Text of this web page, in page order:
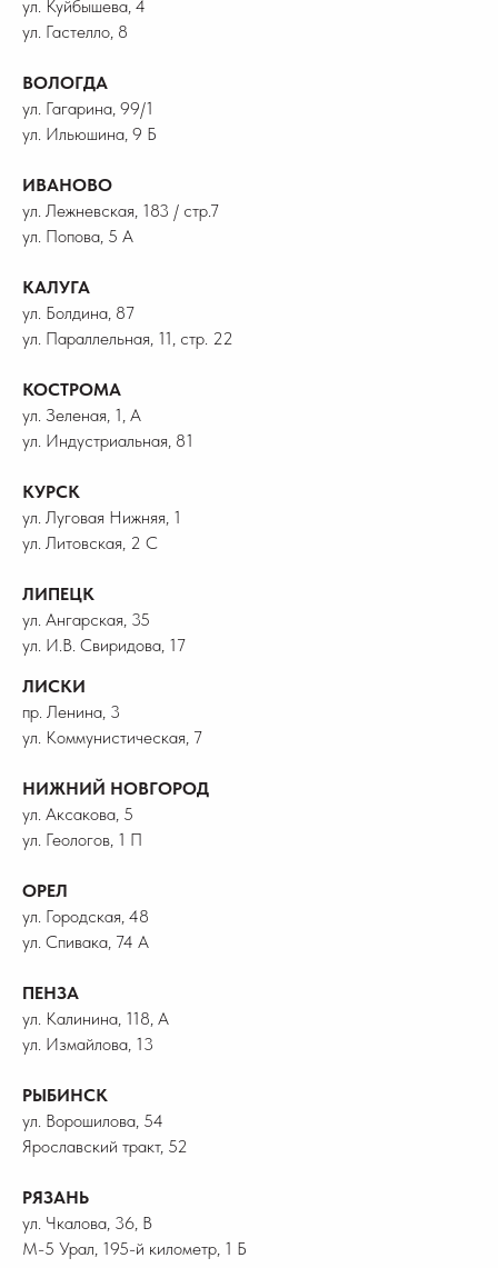
ул. Куйбышева, 4
ул. Гастелло, 8
ВОЛОГДА
ул. Гагарина, 99/1
ул. Ильюшина, 9 Б
ИВАНОВО
ул. Лежневская, 183 / стр.7
ул. Попова, 5 А
КАЛУГА
ул. Болдина, 87
ул. Параллельная, 11, стр. 22
КОСТРОМА
ул. Зеленая, 1, А
ул. Индустриальная, 81
КУРСК
ул. Луговая Нижняя, 1
ул. Литовская, 2 С
ЛИПЕЦК
ул. Ангарская, 35
ул. И.В. Свиридова, 17
ЛИСКИ
пр. Ленина, 3
ул. Коммунистическая, 7
НИЖНИЙ НОВГОРОД
ул. Аксакова, 5
ул. Геологов, 1 П
ОРЕЛ
ул. Городская, 48
ул. Спивака, 74 А
ПЕНЗА
ул. Калинина, 118, А
ул. Измайлова, 13
РЫБИНСК
ул. Ворошилова, 54
Ярославский тракт, 52
РЯЗАНЬ
ул. Чкалова, 36, В
М-5 Урал, 195-й километр, 1 Б